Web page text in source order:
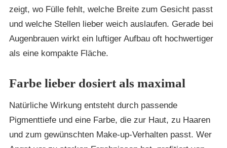
zeigt, wo Fülle fehlt, welche Breite zum Gesicht passt
und welche Stellen lieber weich auslaufen. Gerade bei
Augenbrauen wirkt ein luftiger Aufbau oft hochwertiger
als eine kompakte Fläche.
Farbe lieber dosiert als maximal
Natürliche Wirkung entsteht durch passende
Pigmenttiefe und eine Farbe, die zur Haut, zu Haaren
und zum gewünschten Make-up-Verhalten passt. Wer